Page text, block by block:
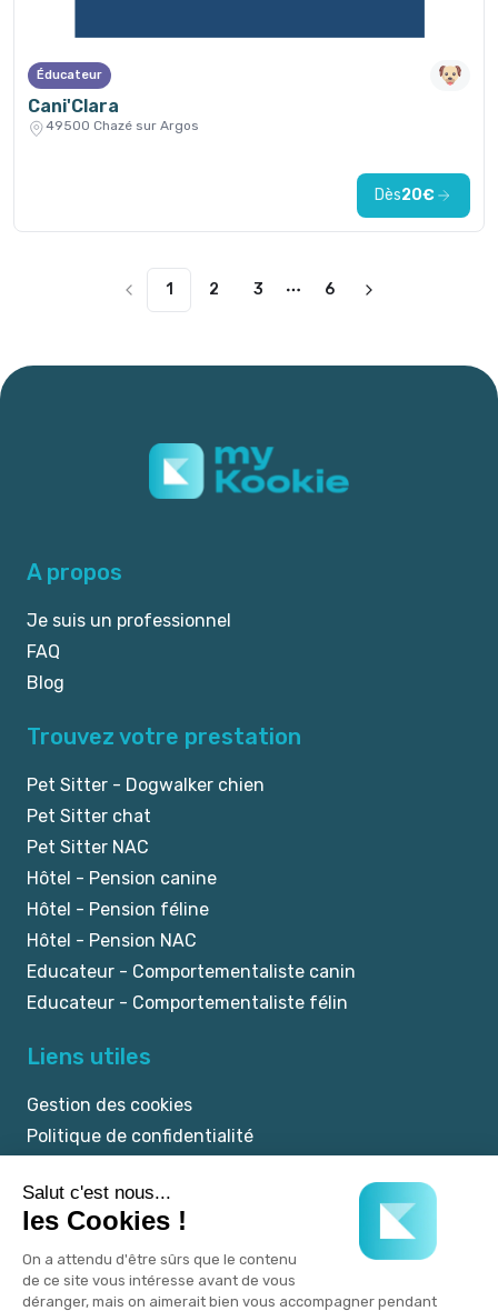
Éducateur
Cani'Clara
49500 Chazé sur Argos
Dès20€
1 2 3
More pages
6
A propos
Je suis un professionnel
FAQ
Blog
Trouvez votre prestation
Pet Sitter - Dogwalker chien
Pet Sitter chat
Pet Sitter NAC
Hôtel - Pension canine
Hôtel - Pension féline
Hôtel - Pension NAC
Educateur - Comportementaliste canin
Educateur - Comportementaliste félin
Liens utiles
Gestion des cookies
Politique de confidentialité
CGU